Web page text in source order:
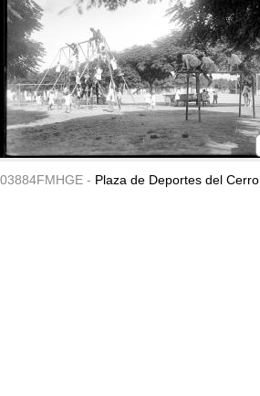
03884FMHGE - Plaza de Deportes del Cerro.